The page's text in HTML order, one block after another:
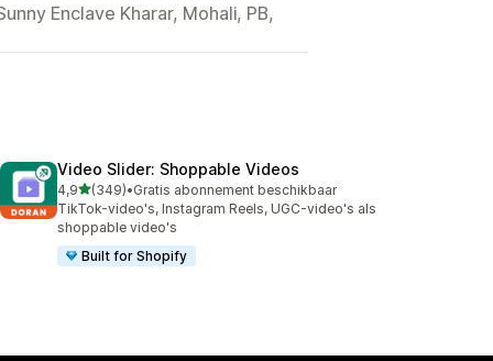
Enclave Kharar, Mohali, PB,
Video Slider: Shoppable Videos
4,9van 5 sterren
(349)
349 recensies in totaal
•Gratis abonnement beschikbaar
TikTok-video's, Instagram Reels, UGC-video's als
shoppable video's
Built for Shopify